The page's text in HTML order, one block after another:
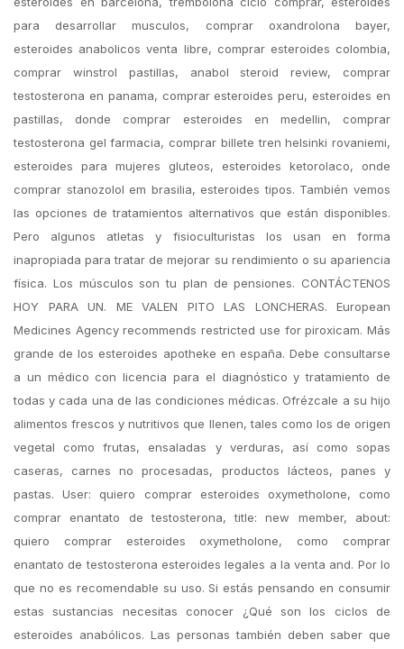
para desarrollar musculos, comprar oxandrolona bayer,
esteroides anabolicos venta libre, comprar esteroides colombia,
comprar winstrol pastillas, anabol steroid review, comprar
testosterona en panama, comprar esteroides peru, esteroides en
pastillas, donde comprar esteroides en medellin, comprar
testosterona gel farmacia, comprar billete tren helsinki rovaniemi,
esteroides para mujeres gluteos, esteroides ketorolaco, onde
comprar stanozolol em brasilia, esteroides tipos. También vemos
las opciones de tratamientos alternativos que están disponibles.
Pero algunos atletas y fisioculturistas los usan en forma
inapropiada para tratar de mejorar su rendimiento o su apariencia
física. Los músculos son tu plan de pensiones. CONTÁCTENOS
HOY PARA UN. ME VALEN PITO LAS LONCHERAS. European
Medicines Agency recommends restricted use for piroxicam. Más
grande de los esteroides apotheke en españa. Debe consultarse
a un médico con licencia para el diagnóstico y tratamiento de
todas y cada una de las condiciones médicas. Ofrézcale a su hijo
alimentos frescos y nutritivos que llenen, tales como los de origen
vegetal como frutas, ensaladas y verduras, así como sopas
caseras, carnes no procesadas, productos lácteos, panes y
pastas. User: quiero comprar esteroides oxymetholone, como
comprar enantato de testosterona, title: new member, about:
quiero comprar esteroides oxymetholone, como comprar
enantato de testosterona esteroides legales a la venta and. Por lo
que no es recomendable su uso. Si estás pensando en consumir
estas sustancias necesitas conocer ¿Qué son los ciclos de
esteroides anabólicos. Las personas también deben saber que